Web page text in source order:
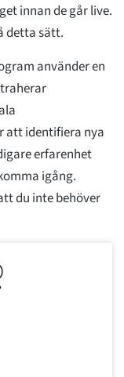
innan de går live.
detta sätt.
använder en
att identifiera nya
erfarenhet
igång.
du inte behöver